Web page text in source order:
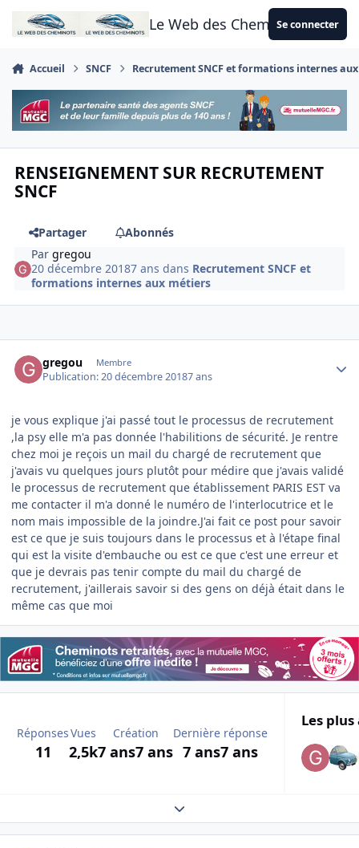
Aller au contenu
Le Web des CheminotsSe connecter
Accueil SNCF Recrutement SNCF et formations internes
RENSEIGNEMENT SUR RECRUTEMENT
SNCF
Partager
Abonnés
Pargregou
20 décembre 20187 ans dans Recrutement SNCF et
formations internes aux métiers
gregou Membre
Publication:20 décembre 20187 ans
je vous explique j'ai passé tout le processus de recrutement
,la psy elle m'a pas donnée l'habilitions de sécurité. Je rentre
chez moi je reçois un mail du chargé de recrutement que
j'avais vu quelques jours plutôt pour médire que j'avais validé
le processus de recrutement que établissement PARIS EST va
me contacter il m'a donné le numéro de l'interlocutrice et le
nom mais impossible de la joindre.J'ai fait ce post pour savoir
est ce que je suis toujours dans le processus et à l'étape final
qui est la visite d'embauche ou est ce que c'est une erreur et
que je devrais pas tenir compte du mail du chargé de
recrutement, j'aillerais savoir si des gens on déjà était dans le
même cas que moi
Réponses
11
Vues
2,5k
Création
7 ans7 ans
Dernière réponse
7 ans7 ans
Les
Expand topic overview